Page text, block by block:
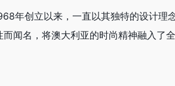
年创立以来，一直以其独特的设计理
闻名，将澳大利亚的时尚精神融入了全